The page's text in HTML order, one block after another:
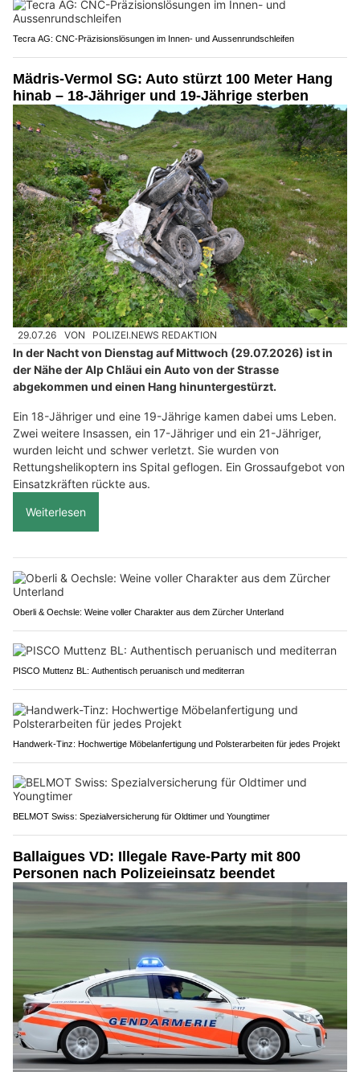
Tecra AG: CNC-Präzisionslösungen im Innen- und Aussenrundschleifen
Mädris-Vermol SG: Auto stürzt 100 Meter Hang
hinab – 18-Jähriger und 19-Jährige sterben
29.07.26 VON POLIZEI.NEWS REDAKTION
In der Nacht von Dienstag auf Mittwoch (29.07.2026) ist in
der Nähe der Alp Chläui ein Auto von der Strasse
abgekommen und einen Hang hinuntergestürzt.
Ein 18-Jähriger und eine 19-Jährige kamen dabei ums Leben.
Zwei weitere Insassen, ein 17-Jähriger und ein 21-Jähriger,
wurden leicht und schwer verletzt. Sie wurden von
Rettungshelikoptern ins Spital geflogen. Ein Grossaufgebot von
Einsatzkräften rückte aus.
Weiterlesen
Oberli & Oechsle: Weine voller Charakter aus dem Zürcher Unterland
PISCO Muttenz BL: Authentisch peruanisch und mediterran
Handwerk-Tinz: Hochwertige Möbelanfertigung und Polsterarbeiten für jedes Projekt
BELMOT Swiss: Spezialversicherung für Oldtimer und Youngtimer
Ballaigues VD: Illegale Rave-Party mit 800
Personen nach Polizeieinsatz beendet